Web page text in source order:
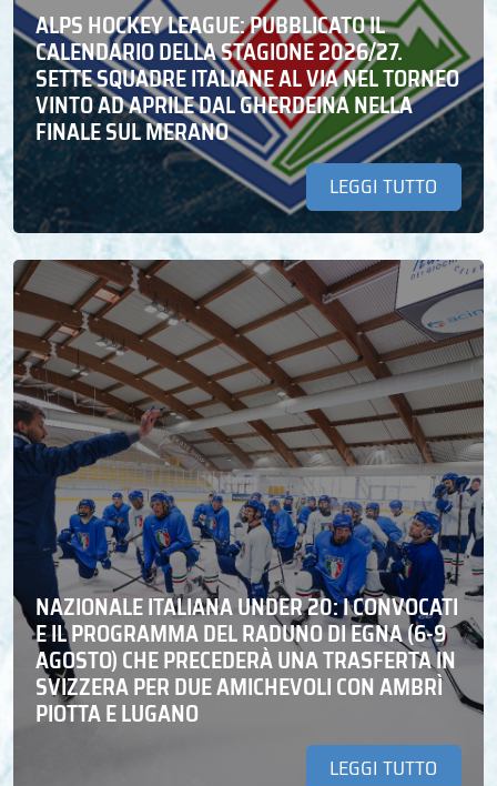
ALPS HOCKEY LEAGUE: PUBBLICATO IL
CALENDARIO DELLA STAGIONE 2026/27.
SETTE SQUADRE ITALIANE AL VIA NEL TORNEO
VINTO AD APRILE DAL GHERDEINA NELLA
FINALE SUL MERANO
LEGGI TUTTO
NAZIONALE ITALIANA UNDER 20: I CONVOCATI
E IL PROGRAMMA DEL RADUNO DI EGNA (6-9
AGOSTO) CHE PRECEDERÀ UNA TRASFERTA IN
SVIZZERA PER DUE AMICHEVOLI CON AMBRÌ
PIOTTA E LUGANO
LEGGI TUTTO